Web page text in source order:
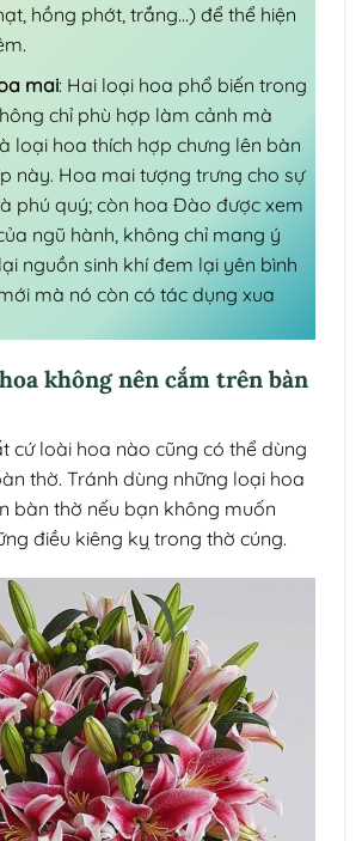
hồng phớt, trắng…) để thể hiện
mai: Hai loại hoa phổ biến trong
chỉ phù hợp làm cảnh mà
loại hoa thích hợp chưng lên bàn
này. Hoa mai tượng trưng cho sự
phú quý; còn hoa Đào được xem
ngũ hành, không chỉ mang ý
nguồn sinh khí đem lại yên bình
mà nó còn có tác dụng xua
không nên cắm trên bàn
cứ loài hoa nào cũng có thể dùng
thờ. Tránh dùng những loại hoa
bàn thờ nếu bạn không muốn
điều kiêng kỵ trong thờ cúng.